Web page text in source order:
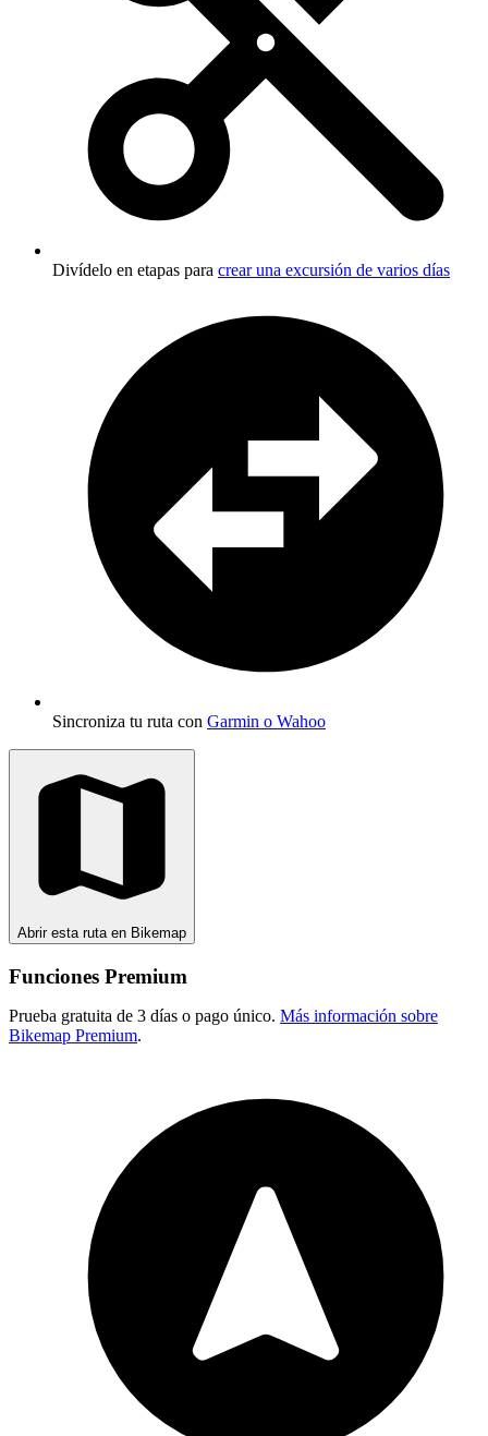
Divídelo en etapas para crear una excursión de varios días
Sincroniza tu ruta con Garmin o Wahoo
Abrir esta ruta en Bikemap
Funciones Premium
Prueba gratuita de 3 días o pago único. Más información sobre
Bikemap Premium.